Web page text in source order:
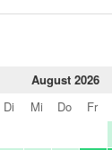
August 2026
Di Mi Do Fr